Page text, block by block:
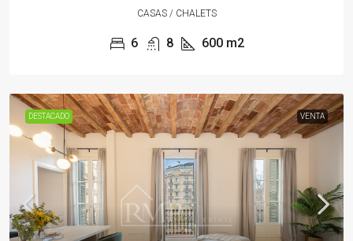
CASAS / CHALETS
6 8 600 m2
DESTACADO VENTA